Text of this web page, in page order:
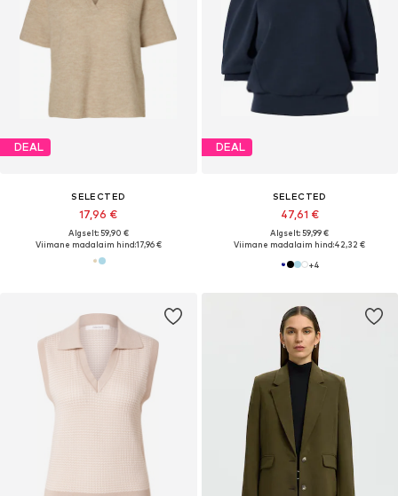
DEAL
SELECTED
17,96 €
Algselt: 59,90 €
Viimane madalaim hind:17,96 €
DEAL
SELECTED
47,61 €
Algselt: 59,99 €
Viimane madalaim hind:42,32 €
+4